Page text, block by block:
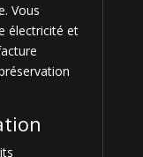
Vous
électricité et